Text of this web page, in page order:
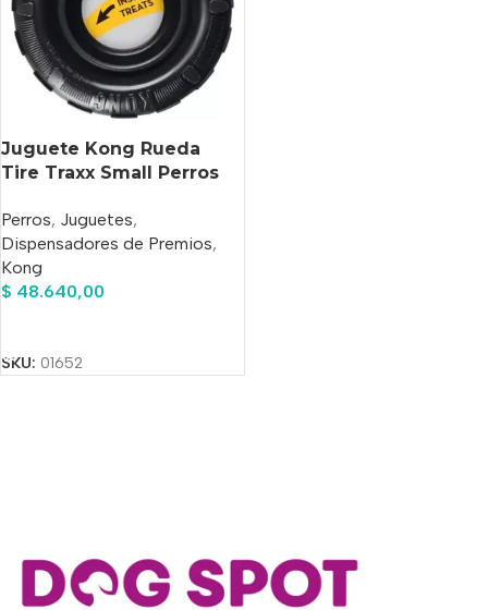
Juguete Kong Rueda
Tire Traxx Small Perros
Perros, Juguetes,
Dispensadores de Premios,
Kong
$ 48.640,00
SKU: 01652